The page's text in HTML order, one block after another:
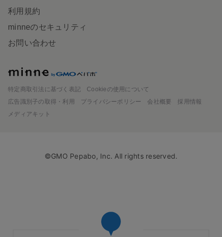
利用規約
minneのセキュリティ
お問い合わせ
特定商取引法に基づく表記
Cookieの使用について
広告識別子の取得・利用
プライバシーポリシー 会社概要
採用情報
メディアキット
©GMO Pepabo, Inc. All rights reserved.